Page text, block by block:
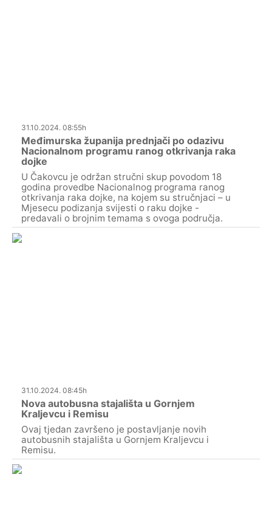
31.10.2024. 08:55h
Međimurska županija prednjači po odazivu
Nacionalnom programu ranog otkrivanja raka
dojke
U Čakovcu je održan stručni skup povodom 18
godina provedbe Nacionalnog programa ranog
otkrivanja raka dojke, na kojem su stručnjaci – u
Mjesecu podizanja svijesti o raku dojke -
predavali o brojnim temama s ovoga područja.
31.10.2024. 08:45h
Nova autobusna stajališta u Gornjem
Kraljevcu i Remisu
Ovaj tjedan završeno je postavljanje novih
autobusnih stajališta u Gornjem Kraljevcu i
Remisu.